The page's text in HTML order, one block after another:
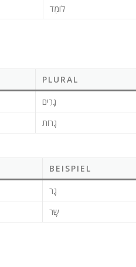
לוֹמֶד
PLURAL
גָרִים
גָרוֹת
BEISPIEL
גָר
שָר